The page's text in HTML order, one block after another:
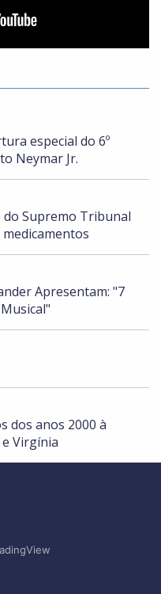
especial do 6º
Neymar Jr.
Supremo Tribunal
Apresentam: "7
dos anos 2000 à
e Virgínia